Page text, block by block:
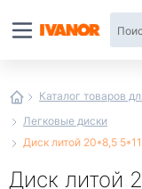
Каталог товаров
Легковые диски
Диск литой 20*8,5
Диск литой